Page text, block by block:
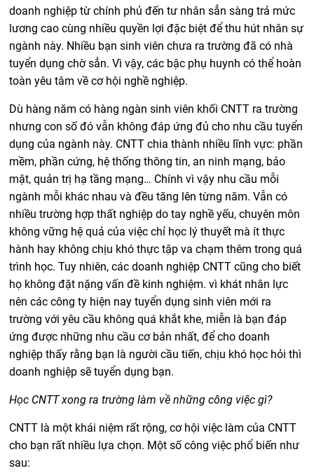
doanh nghiệp từ chính phủ đến tư nhân sẳn sàng trả mức
lương cao cùng nhiều quyền lợi đặc biệt để thu hút nhân sự
ngành này. Nhiều bạn sinh viên chưa ra trường đã có nhà
tuyển dụng chờ sẳn. Vì vậy, các bậc phụ huynh có thể hoàn
toàn yêu tâm về cơ hội nghề nghiệp.
Dù hàng năm có hàng ngàn sinh viên khối CNTT ra trường
nhưng con số đó vẫn không đáp ứng đủ cho nhu cầu tuyển
dụng của ngành này. CNTT chia thành nhiều lĩnh vực: phần
mềm, phần cứng, hệ thống thông tin, an ninh mạng, bảo
mật, quản trị hạ tầng mạng… Chính vì vậy nhu cầu mỗi
ngành mỗi khác nhau và đều tăng lên từng năm. Vẫn có
nhiều trường hợp thất nghiệp do tay nghề yếu, chuyên môn
không vững hệ quả của việc chỉ học lý thuyết mà ít thực
hành hay không chịu khó thực tập va chạm thêm trong quá
trình học. Tuy nhiên, các doanh nghiệp CNTT cũng cho biết
họ không đặt nặng vấn đề kinh nghiệm. vì khát nhân lực
nên các công ty hiện nay tuyển dụng sinh viên mới ra
trường với yêu cầu không quá khắt khe, miễn là bạn đáp
ứng được những nhu cầu cơ bản nhất, để cho doanh
nghiệp thấy rằng bạn là người cầu tiến, chịu khó học hỏi thì
doanh nghiệp sẽ tuyển dụng bạn.
Học CNTT xong ra trường làm về những công việc gì?
CNTT là một khái niệm rất rộng, cơ hội việc làm của CNTT
cho bạn rất nhiều lựa chọn. Một số công việc phổ biến như
sau: